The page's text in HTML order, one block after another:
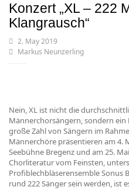
Konzert „XL – 222
Klangrausch“
2. May 2019
Markus Neunzerling
Nein, XL ist nicht die
Männerchorsängern, sondern
große Zahl von Sängern im
Männerchöre präsentieren am 4.
Seebühne Bregenz und am 25.
Chorliteratur vom Feinsten,
Profiblechbläserensemble Sonus
rund 222 Sänger sein werden, ist